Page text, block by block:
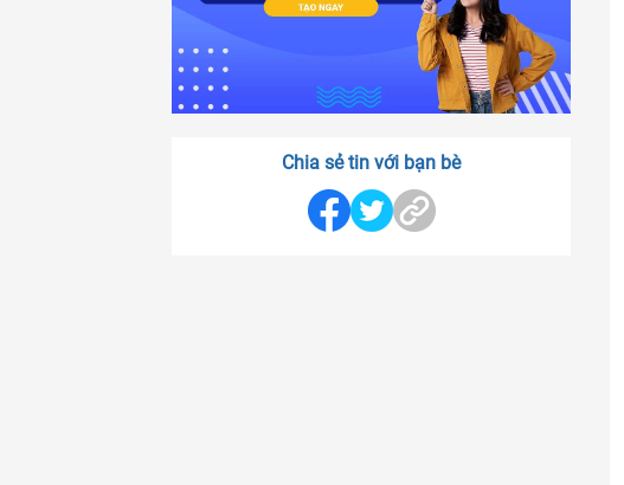
4.1. Cơ hội làm việc tại nhiều vị trí công
việc khác nhau
4.2. Môi trường làm việc sau tốt nghiệp
ngành học Nhật Bản học là đâu?
mức thu nhập hấp dẫn
5.1. Biên – phiên dịch tiếng Nhật
5.2. Hướng dẫn viên du lịch tiếng Nhật
Chia sẻ tin với bạn bè